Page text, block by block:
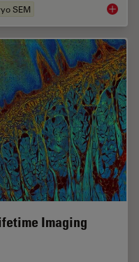
SEM New
Imaging